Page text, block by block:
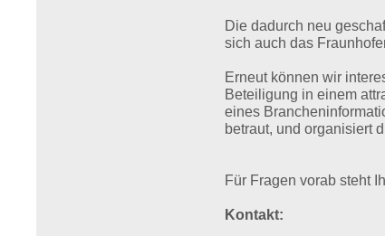
Die dadurch neu
sich auch das
Erneut können wir
Beteiligung in einem
eines
betraut, und organisiert
Für Fragen vorab steht
Kontakt: